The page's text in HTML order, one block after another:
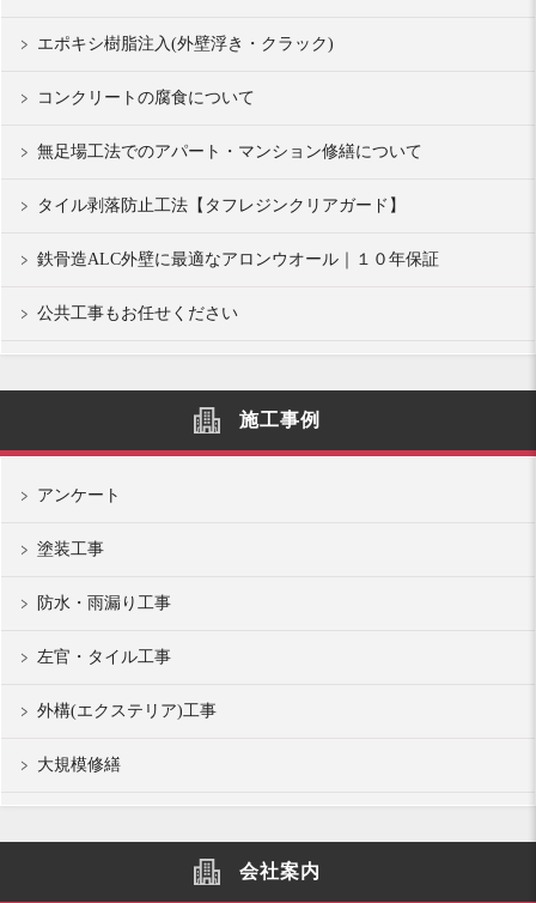
エポキシ樹脂注入(外壁浮き・クラック)
コンクリートの腐食について
無足場工法でのアパート・マンション修繕について
タイル剥落防止工法【タフレジンクリアガード】
鉄骨造ALC外壁に最適なアロンウオール｜１０年保証
公共工事もお任せください
施工事例
アンケート
塗装工事
防水・雨漏り工事
左官・タイル工事
外構(エクステリア)工事
大規模修繕
会社案内